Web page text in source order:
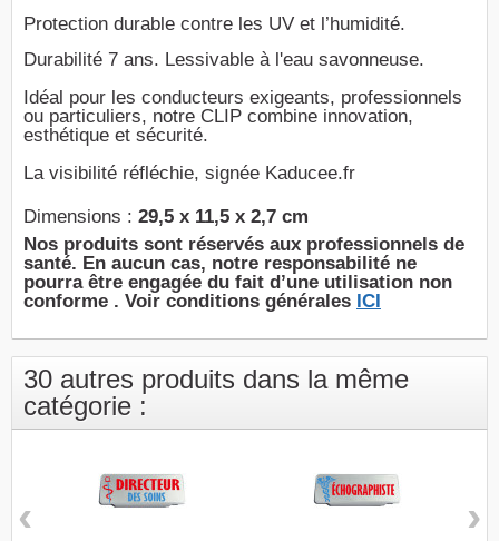
Protection durable contre les UV et l’humidité.
Durabilité 7 ans. Lessivable à l'eau savonneuse.
Idéal pour les conducteurs exigeants, professionnels
ou particuliers, notre CLIP combine innovation,
esthétique et sécurité.
La visibilité réfléchie, signée Kaducee.fr
Dimensions : 29,5 x 11,5 x 2,7 cm
Nos produits sont réservés aux professionnels de
santé. En aucun cas, notre responsabilité ne
pourra être engagée du fait d’une utilisation non
conforme . Voir conditions générales ICI
30 autres produits dans la même
catégorie :
‹ ›